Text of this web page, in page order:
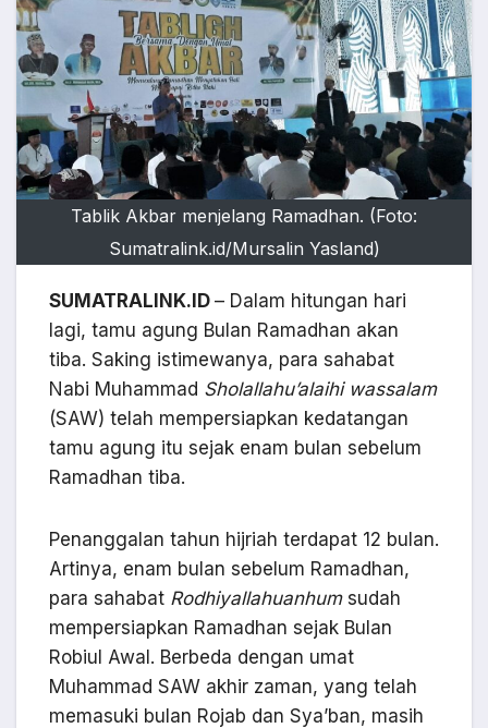
Tablik Akbar menjelang Ramadhan. (Foto:
Sumatralink.id/Mursalin Yasland)
SUMATRALINK.ID – Dalam hitungan hari
lagi, tamu agung Bulan Ramadhan akan
tiba. Saking istimewanya, para sahabat
Nabi Muhammad Sholallahu’alaihi wassalam
(SAW) telah mempersiapkan kedatangan
tamu agung itu sejak enam bulan sebelum
Ramadhan tiba.
Penanggalan tahun hijriah terdapat 12 bulan.
Artinya, enam bulan sebelum Ramadhan,
para sahabat Rodhiyallahuanhumsudah
mempersiapkan Ramadhan sejak Bulan
Robiul Awal. Berbeda dengan umat
Muhammad SAW akhir zaman, yang telah
memasuki bulan Rojab dan Sya’ban, masih